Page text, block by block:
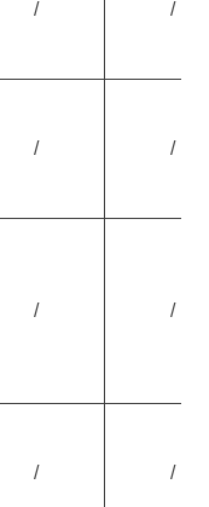
/ /
/ /
/ /
/ /